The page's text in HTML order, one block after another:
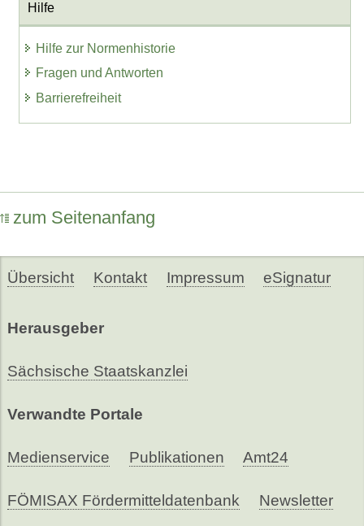
Hilfe
Hilfe zur Normenhistorie
Fragen und Antworten
Barrierefreiheit
zum Seitenanfang
Übersicht Kontakt Impressum eSignatur
Herausgeber
Sächsische Staatskanzlei
Verwandte Portale
Medienservice Publikationen Amt24
FÖMISAX Fördermitteldatenbank Newsletter